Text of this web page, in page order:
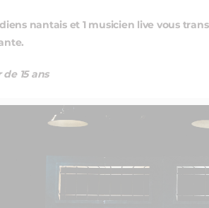
nantais et 1 musicien live vous
15 ans